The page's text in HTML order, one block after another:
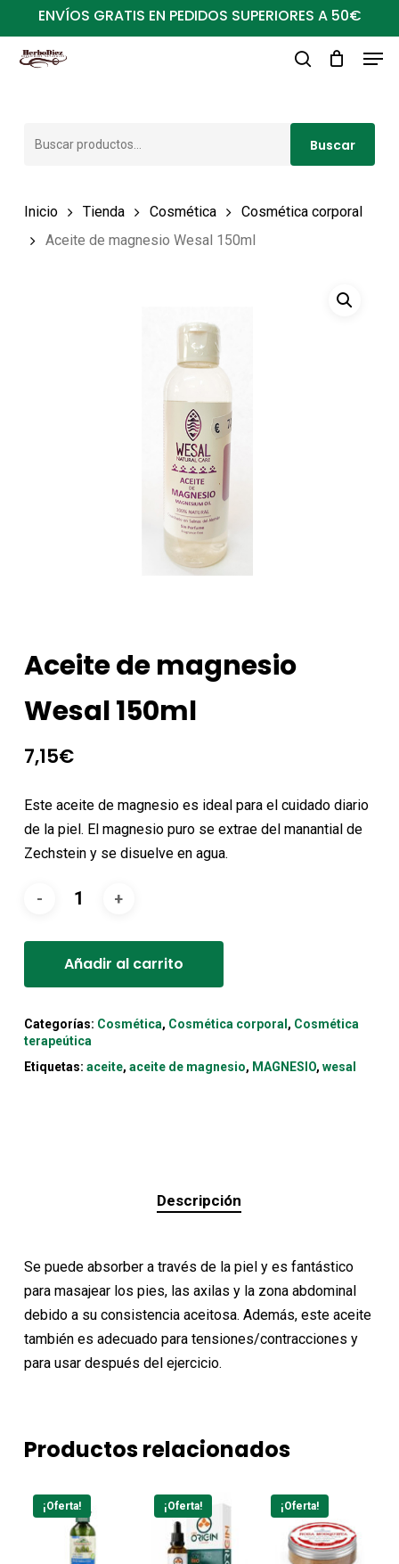
al
contenido
ENVÍOS GRATIS EN PEDIDOS SUPERIORES A 50€
Buscar
Inicio Tienda Cosmética
Cosmética corporal
Aceite de magnesio Wesal 150ml
Aceite de magnesio
Wesal 150ml
7,15€
Este aceite de magnesio es ideal para el cuidado diario
de la piel. El magnesio puro se extrae del manantial de
Zechstein y se disuelve en agua.
Añadir al carrito
Categorías: Cosmética, Cosmética corporal , Cosmética
terapeútica
Etiquetas: aceite, aceite de magnesio, MAGNESIO, wesal
Descripción
Se puede absorber a través de la piel y es fantástico
para masajear los pies, las axilas y la zona abdominal
debido a su consistencia aceitosa. Además, este aceite
también es adecuado para tensiones/contracciones y
para usar después del ejercicio.
Productos relacionados
¡Oferta! ¡Oferta! ¡Oferta!
Close